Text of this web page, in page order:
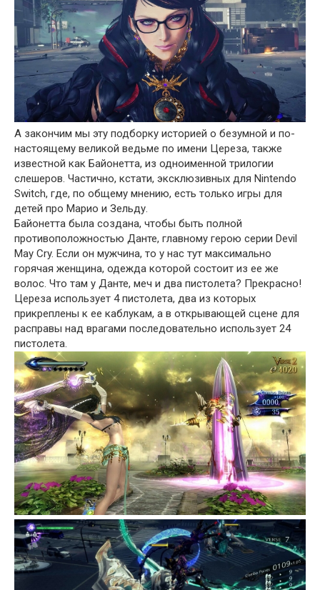
А закончим мы эту подборку историей о безумной и по-
настоящему великой ведьме по имени Цереза, также
известной как Байонетта, из одноименной трилогии
слешеров. Частично, кстати, эксклюзивных для Nintendo
Switch, где, по общему мнению, есть только игры для
детей про Марио и Зельду.
Байонетта была создана, чтобы быть полной
противоположностью Данте, главному герою серии Devil
May Cry. Если он мужчина, то у нас тут максимально
горячая женщина, одежда которой состоит из ее же
волос. Что там у Данте, меч и два пистолета? Прекрасно!
Цереза использует 4 пистолета, два из которых
прикреплены к ее каблукам, а в открывающей сцене для
расправы над врагами последовательно использует 24
пистолета.